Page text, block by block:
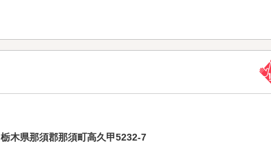
栃木県那須郡那須町高久甲5232-7